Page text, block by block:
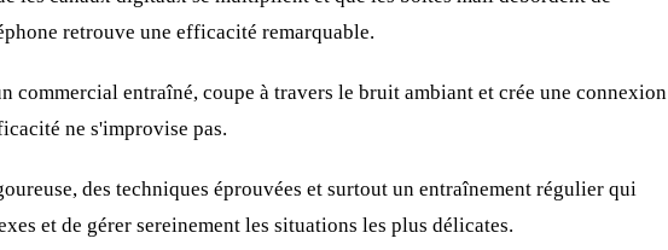
retrouve une efficacité remarquable.
commercial entraîné, coupe à travers le bruit ambiant et crée une connexion
ne s'improvise pas.
des techniques éprouvées et surtout un entraînement régulier qui
et de gérer sereinement les situations les plus délicates.